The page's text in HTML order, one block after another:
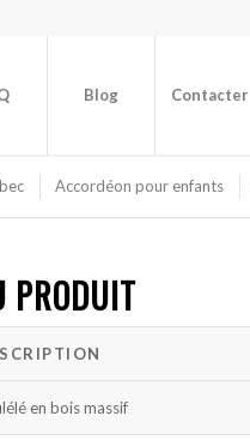
Blog Contacter
Accordéon pour enfants
PRODUIT
en bois massif